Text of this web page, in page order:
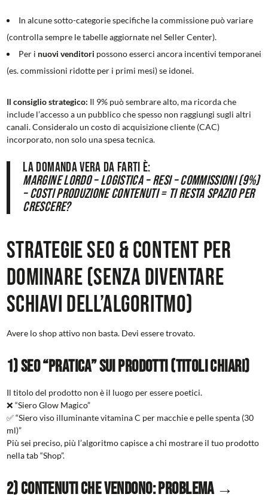
In alcune sotto-categorie specifiche la commissione può variare
(controlla sempre le tabelle aggiornate nel Seller Center).
Per i nuovi venditori possono esserci ancora incentivi temporanei
(es. commissioni ridotte per i primi mesi) se idonei.
Il consiglio strategico: Il 9% può sembrare alto, ma ricorda che
include l’accesso a un pubblico che spesso non raggiungi sugli altri
canali. Consideralo un costo di acquisizione cliente (CAC)
incorporato, non solo una spesa tecnica.
La domanda vera da farti è:
Margine lordo – logistica – resi – commissioni (9%)
– costi produzione contenuti = Ti resta spazio per
crescere?
Strategie SEO & Content per
dominare (senza diventare
schiavi dell’algoritmo)
Avere lo shop attivo non basta. Devi essere trovato.
1) SEO “pratica” sui prodotti (Titoli chiari)
Il titolo del prodotto non è il luogo per essere poetici.
❌ “Siero Glow Magico”
✅ “Siero viso illuminante vitamina C per macchie e pelle spenta (30
ml)”
Più sei preciso, più l’algoritmo capisce a chi mostrare il tuo prodotto
nella tab “Shop”.
2) Contenuti che vendono: Problema →